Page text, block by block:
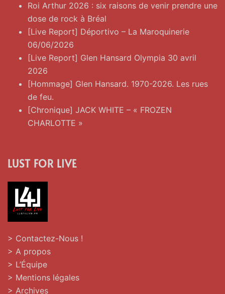
Roi Arthur 2026 : six raisons de venir prendre une
dose de rock à Bréal
[Live Report] Déportivo – La Maroquinerie
06/06/2026
[Live Report] Glen Hansard Olympia 30 avril
2026
[Hommage] Glen Hansard. 1970-2026. Les rues
de feu.
[Chronique] JACK WHITE – « FROZEN
CHARLOTTE »
LUST FOR LIVE
> Contactez-Nous !
> A propos
> L’Équipe
> Mentions légales
> Archives